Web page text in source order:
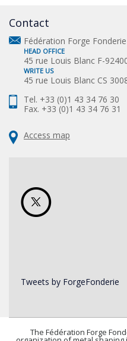
Contact
Fédération Forge Fonderie
HEAD OFFICE
45 rue Louis Blanc F-
WRITE US
45 rue Louis Blanc CS
Tel. +33 (0)1 43 34 76 30
Fax. +33 (0)1 43 34 76 31
Access map
Tweets by ForgeFonderie
The Fédération Forge